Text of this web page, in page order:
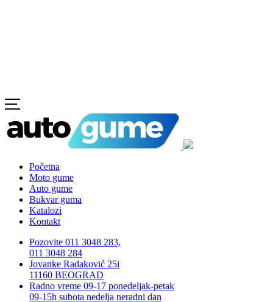
Početna
Moto gume
Auto gume
Bukvar guma
Katalozi
Kontakt
Pozovite 011 3048 283,
011 3048 284
Jovanke Radaković 25i
11160 BEOGRAD
Radno vreme 09-17 ponedeljak-petak
09-15h subota nedelja neradni dan